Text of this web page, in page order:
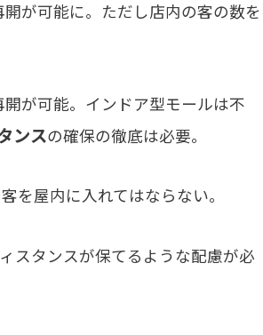
が可能に。ただし店内の客の数を
が可能。インドア型モールは不
ンスの確保の徹底は必要。
を屋内に入れてはならない。
スタンスが保てるような配慮が必